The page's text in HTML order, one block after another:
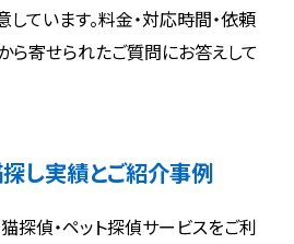
しています。料金・対応時間・依頼
ら寄せられたご質問にお答えして
し実績とご紹介事例
探偵・ペット探偵サービスをご利